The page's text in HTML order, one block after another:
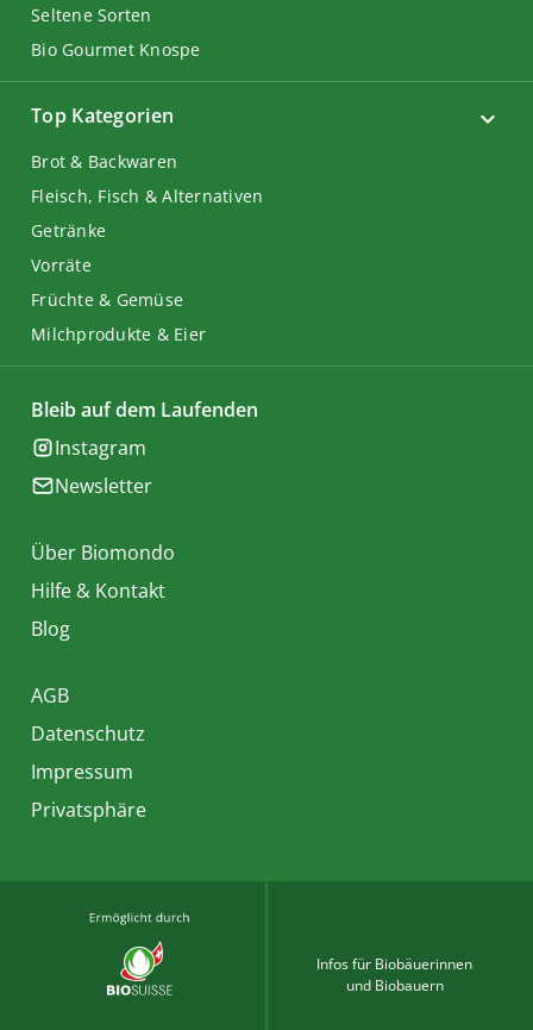
Top Kategorien
Brot & Backwaren
Fleisch, Fisch & Alternativen
Getränke
Vorräte
Früchte & Gemüse
Milchprodukte & Eier
Seltene Sorten
Bio Gourmet Knospe
Bleib auf dem Laufenden
Instagram
Newsletter
Über Biomondo
Hilfe & Kontakt
Blog
AGB
Datenschutz
Impressum
Privatsphäre
Infos für Biobäuerinnen
und Biobauern